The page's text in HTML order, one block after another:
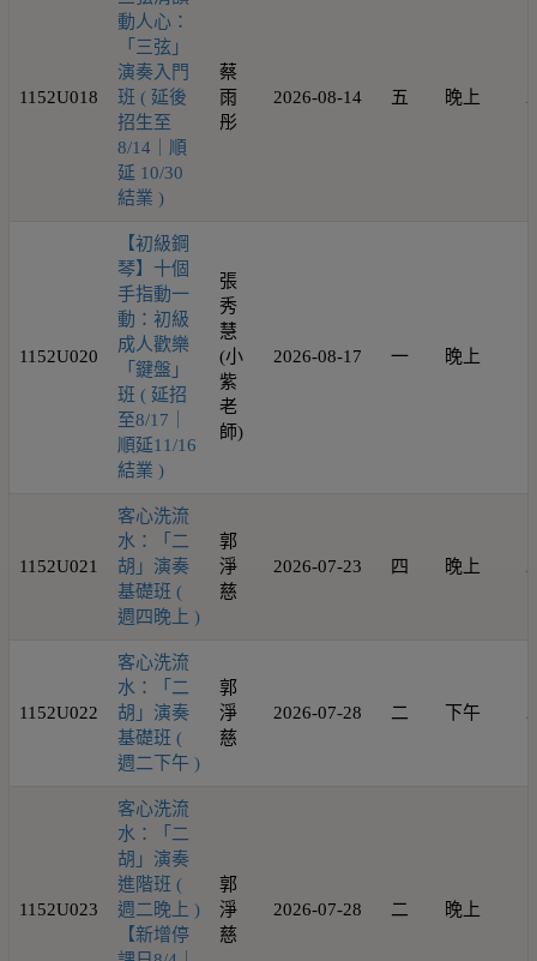
1152U018
動人心：
「三弦」
演奏入門
班 ( 延後
招生至
8/14｜順
延 10/30
結業 )
蔡
雨
彤
2026-08-14 五 晚上
1152U020
【初級鋼
琴】十個
手指動一
動：初級
成人歡樂
「鍵盤」
班 ( 延招
至8/17｜
順延11/16
結業 )
張
秀
慧
(小
紫
老
師)
2026-08-17 一 晚上
1152U021
客心洗流
水：「二
胡」演奏
基礎班 (
週四晚上 )
郭
淨
慈
2026-07-23 四 晚上
1152U022
客心洗流
水：「二
胡」演奏
基礎班 (
週二下午 )
郭
淨
慈
2026-07-28 二 下午
1152U023
客心洗流
水：「二
胡」演奏
進階班 (
週二晚上 )
【新增停
郭
淨
慈
2026-07-28 二 晚上